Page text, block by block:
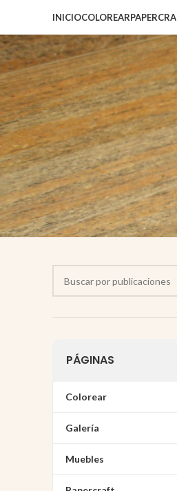
INICIOCOLOREAR
PÁGINAS
Colorear
Galería
Muebles